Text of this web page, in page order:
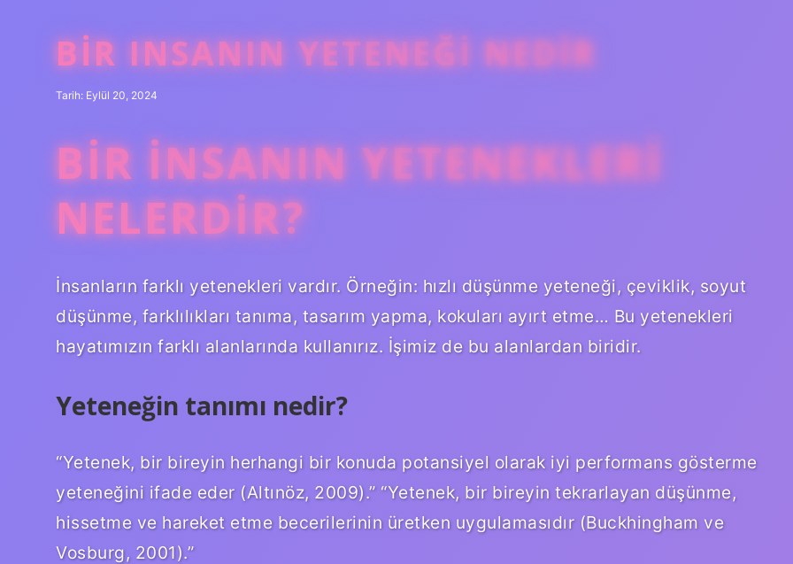
BIR INSANIN YETENEĞI NEDIR
Tarih: Eylül 20, 2024
BIR INSANIN YETENEKLERI
NELERDIR?
İnsanların farklı yetenekleri vardır. Örneğin: hızlı düşünme yeteneği, çeviklik, soyut
düşünme, farklılıkları tanıma, tasarım yapma, kokuları ayırt etme… Bu yetenekleri
hayatımızın farklı alanlarında kullanırız. İşimiz de bu alanlardan biridir.
Yeteneğin tanımı nedir?
“Yetenek, bir bireyin herhangi bir konuda potansiyel olarak iyi performans gösterme
yeteneğini ifade eder (Altınöz, 2009).” “Yetenek, bir bireyin tekrarlayan düşünme,
hissetme ve hareket etme becerilerinin üretken uygulamasıdır (Buckhingham ve
Vosburg, 2001).”